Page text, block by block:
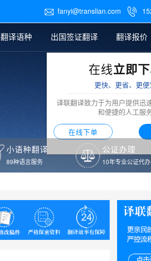
 fanyi@translian.com 
图纸翻译
翻译语种 出国签证翻译 翻译报价
笔译翻译报价
公证样本
在线立即
更快、更省、更便
译联翻译致力于为用户提供迅
和便捷的人工服
在线下单
小语种翻译
89种语言服务
公证办理
10年专业公证代办